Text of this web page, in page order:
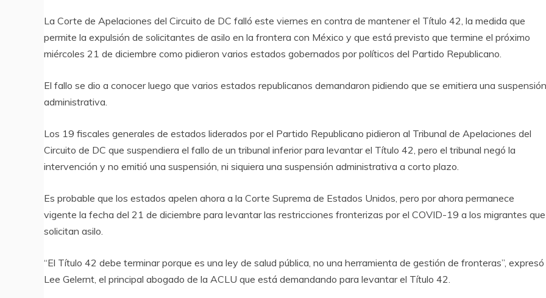
La Corte de Apelaciones del Circuito de DC falló este viernes en contra de mantener el Título 42, la medida que
permite la expulsión de solicitantes de asilo en la frontera con México y que está previsto que termine el próximo
miércoles 21 de diciembre como pidieron varios estados gobernados por políticos del Partido Republicano.
El fallo se dio a conocer luego que varios estados republicanos demandaron pidiendo que se emitiera una suspensión
administrativa.
Los 19 fiscales generales de estados liderados por el Partido Republicano pidieron al Tribunal de Apelaciones del
Circuito de DC que suspendiera el fallo de un tribunal inferior para levantar el Título 42, pero el tribunal negó la
intervención y no emitió una suspensión, ni siquiera una suspensión administrativa a corto plazo.
Es probable que los estados apelen ahora a la Corte Suprema de Estados Unidos, pero por ahora permanece
vigente la fecha del 21 de diciembre para levantar las restricciones fronterizas por el COVID-19 a los migrantes que
solicitan asilo.
“El Título 42 debe terminar porque es una ley de salud pública, no una herramienta de gestión de fronteras”, expresó
Lee Gelernt, el principal abogado de la ACLU que está demandando para levantar el Título 42.